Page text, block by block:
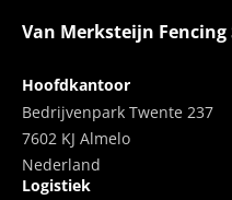
Van Merksteijn
Hoofdkantoor
Bedrijvenpark Twente 237
7602 KJ Almelo
Nederland
Logistiek